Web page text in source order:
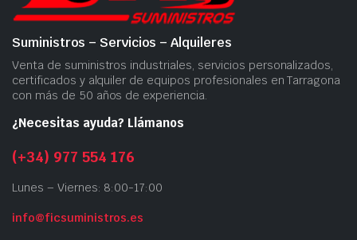
Suministros – Servicios – Alquileres
Venta de suministros industriales, servicios personalizados,
certificados y alquiler de equipos profesionales en Tarragona
con más de 50 años de experiencia.
¿Necesitas ayuda? Llámanos
(+34) 977 554 176
Lunes – Viernes: 8:00-17:00
info@ficsuministros.es